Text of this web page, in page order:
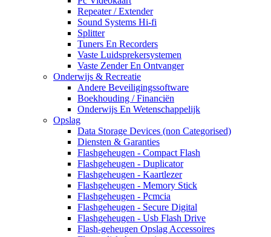
Repeater / Extender
Sound Systems Hi-fi
Splitter
Tuners En Recorders
Vaste Luidsprekersystemen
Vaste Zender En Ontvanger
Onderwijs & Recreatie
Andere Beveiligingssoftware
Boekhouding / Financiën
Onderwijs En Wetenschappelijk
Opslag
Data Storage Devices (non Categorised)
Diensten & Garanties
Flashgeheugen - Compact Flash
Flashgeheugen - Duplicator
Flashgeheugen - Kaartlezer
Flashgeheugen - Memory Stick
Flashgeheugen - Pcmcia
Flashgeheugen - Secure Digital
Flashgeheugen - Usb Flash Drive
Flash-geheugen Opslag Accessoires